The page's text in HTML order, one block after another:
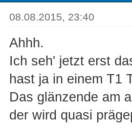
08.08.2015, 23:40
Ahhh.
Ich seh' jetzt erst
hast ja in einem T1
Das glänzende am
der wird quasi